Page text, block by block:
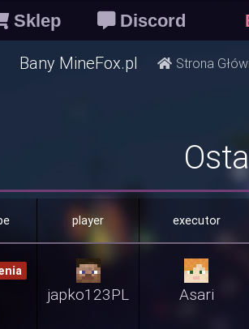
Sklep Discord
Bany MineFox.pl Strona
player executor
japko123PL Asari